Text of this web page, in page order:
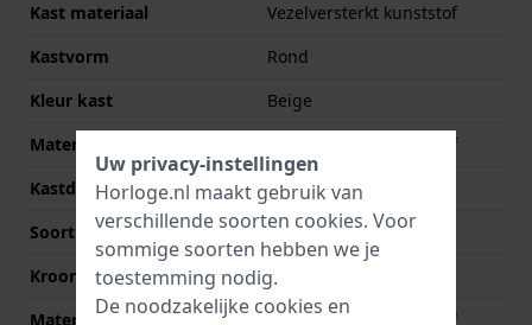
Kast materiaal
Vezelversterkt kunststof
Kastvorm
Rond
Kleur kast
Beige
Materiaal kastdeksel
Vezelversterkt kunststof
Kastdeksel
Gedicht met schroefjes
Soort glas
Gehard mineraalglas
Kroon
Trek kroon
Materiaal bezel
Vezelversterkt kunststof
Uw privacy-instellingen
Horloge.nl maakt gebruik van
verschillende soorten cookies. Voor
sommige soorten hebben we je
toestemming nodig.
De noodzakelijke cookies en